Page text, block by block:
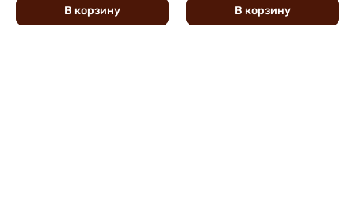
В корзину В корзину